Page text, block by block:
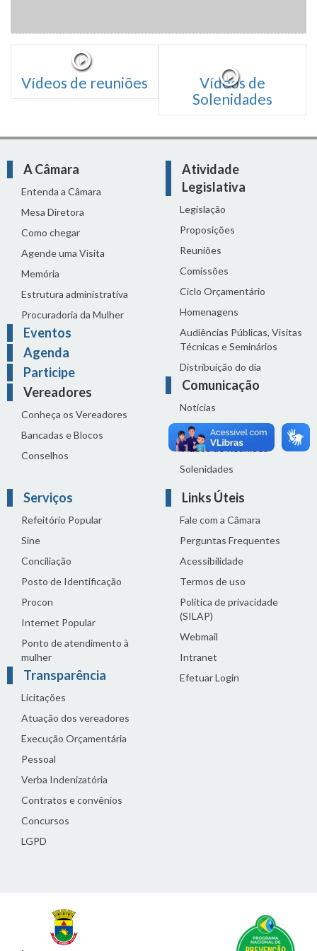
Vídeos de reuniões
Vídeos de
Solenidades
A Câmara
Entenda a Câmara
Mesa Diretora
Como chegar
Agende uma Visita
Memória
Estrutura administrativa
Procuradoria da Mulher
Eventos
Agenda
Participe
Vereadores
Conheça os Vereadores
Bancadas e Blocos
Conselhos
Atividade
Legislativa
Legislação
Proposições
Reuniões
Comissões
Ciclo Orçamentário
Homenagens
Audiências Públicas, Visitas
Técnicas e Seminários
Distribuição do dia
Comunicação
Notícias
Sala de Imprensa
Vídeos de Reuniões
Solenidades
Serviços
Refeitório Popular
Sine
Conciliação
Posto de Identificação
Procon
Internet Popular
Ponto de atendimento à
mulher
Transparência
Licitações
Atuação dos vereadores
Execução Orçamentária
Pessoal
Verba Indenizatória
Contratos e convênios
Concursos
LGPD
Links Úteis
Fale com a Câmara
Perguntas Frequentes
Acessibilidade
Termos de uso
Política de privacidade
(SILAP)
Webmail
Intranet
Efetuar Login